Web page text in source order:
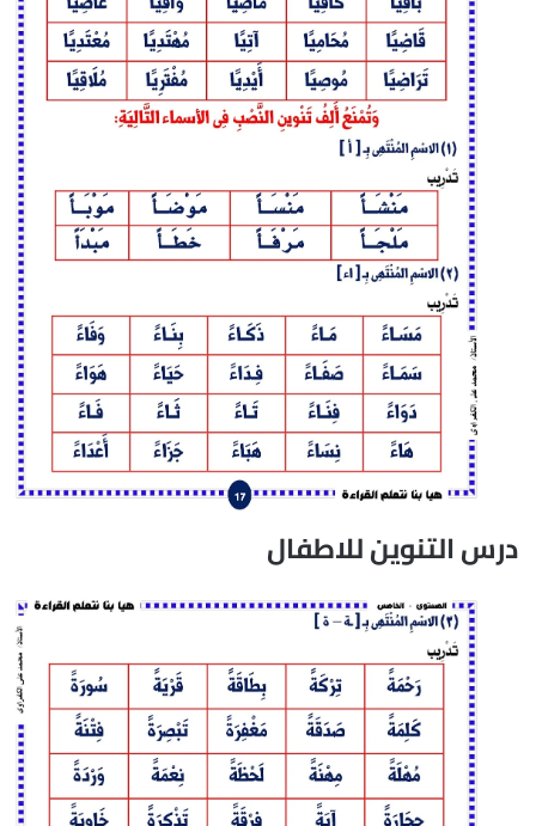
درس التنوين للاطفال